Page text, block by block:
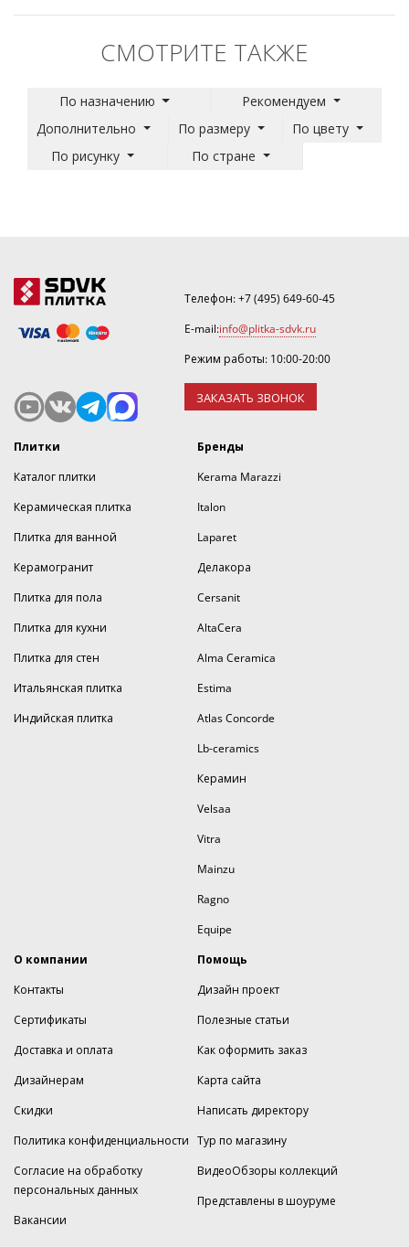
СМОТРИТЕ ТАКЖЕ
По назначению
Рекомендуем
Дополнительно
По размеру
По цвету
По рисунку
По стране
Телефон:+7 (495) 649-60-45
E-mail:info@plitka-sdvk.ru
Режим работы: 10:00-20:00
ЗАКАЗАТЬ ЗВОНОК
Плитки
Каталог плитки
Керамическая плитка
Плитка для ванной
Керамогранит
Плитка для пола
Плитка для кухни
Плитка для стен
Итальянская плитка
Индийская плитка
Бренды
Kerama Marazzi
Italon
Laparet
Делакора
Cersanit
AltaCera
Alma Ceramica
Estima
Atlas Concorde
Lb-ceramics
Керамин
Velsaa
Vitra
Mainzu
Ragno
Equipe
О компании
Контакты
Сертификаты
Доставка и оплата
Дизайнерам
Скидки
Политика конфиденциальности
Согласие на обработку
персональных данных
Вакансии
Помощь
Дизайн проект
Полезные статьи
Как оформить заказ
Карта сайта
Написать директору
Тур по магазину
ВидеоОбзоры коллекций
Представлены в шоуруме